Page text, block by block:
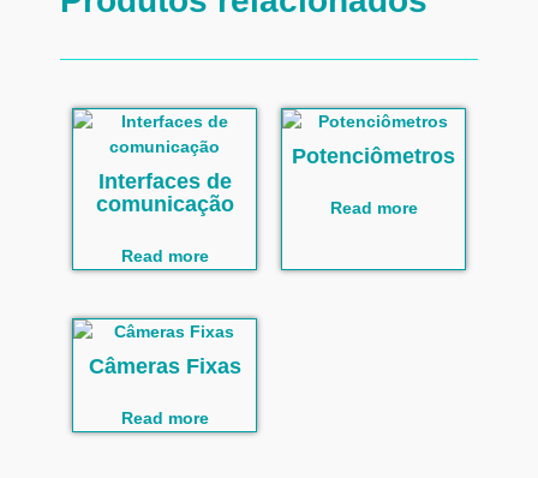
Interfaces de
comunicação
Read more
Potenciômetros
Read more
Câmeras Fixas
Read more